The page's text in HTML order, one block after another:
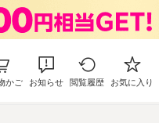
かご お知らせ 閲覧履歴 お気に入り